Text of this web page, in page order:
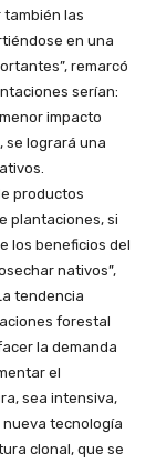
las
en una
remarcó
serían:
impacto
se logrará una
productos
plantaciones, si
los beneficios del
nativos”,
tendencia
forestal
la demanda
el
sea intensiva,
tecnología
clonal, que se